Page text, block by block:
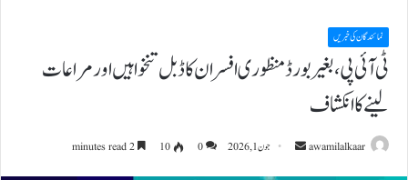
نمائندگان کی خبریں
ٹی آئی پی،بغیر بورڈ منظوری افسران کا ڈبل تنخواہیں اور مراعات
لینے کا انکشاف
awamilalkaar
Send جون 1, 2026 0
10